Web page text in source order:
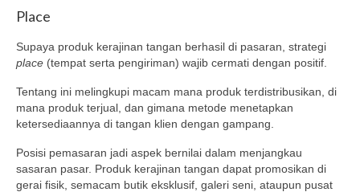
Place
Supaya produk kerajinan tangan berhasil di pasaran, strategi
place (tempat serta pengiriman) wajib cermati dengan positif.
Tentang ini melingkupi macam mana produk terdistribusikan, di
mana produk terjual, dan gimana metode menetapkan
ketersediaannya di tangan klien dengan gampang.
Posisi pemasaran jadi aspek bernilai dalam menjangkau
sasaran pasar. Produk kerajinan tangan dapat promosikan di
gerai fisik, semacam butik eksklusif, galeri seni, ataupun pusat